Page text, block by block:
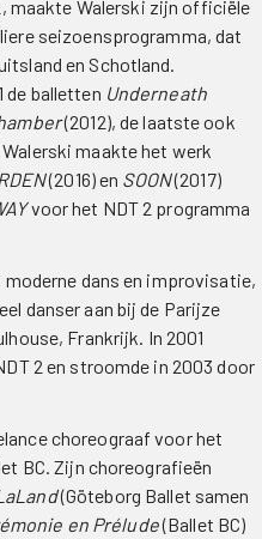
maakte Walerski zijn officiële
seizoensprogramma, dat
en Schotland.
de balletten Underneath
(2012), de laatste ook
maakte het werk
(2016) en SOON(2017)
voor het NDT 2 programma
dans en improvisatie,
danser aan bij de Parijze
Frankrijk. In 2001
2 en stroomde in 2003 door
choreograaf voor het
BC. Zijn choreografieën
(Göteborg Ballet samen
en Prélude(Ballet BC)